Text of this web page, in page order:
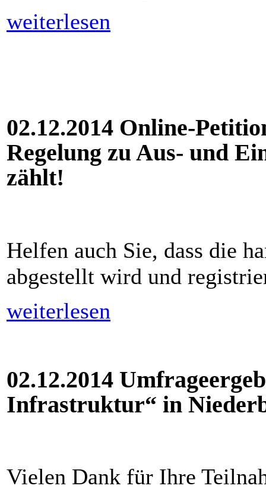
weiterlesen
02.12.2014 Online-
Regelung zu Aus- und
zählt!
Helfen auch Sie, dass die
abgestellt wird und
weiterlesen
02.12.2014
Infrastruktur“ in
Vielen Dank für Ihre